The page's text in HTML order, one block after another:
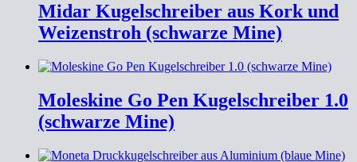
Midar Kugelschreiber aus Kork und
Weizenstroh (schwarze Mine)
Moleskine Go Pen Kugelschreiber 1.0
(schwarze Mine)